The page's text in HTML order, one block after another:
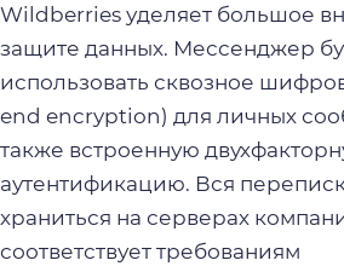
Wildberries уделяет большое
защите данных. Мессенджер
использовать сквозное
end encryption) для личных
также встроенную
аутентификацию. Вся
храниться на серверах
соответствует требованиям